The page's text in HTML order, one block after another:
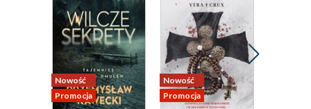
Nowość
Promocja
Nowość
Promocja